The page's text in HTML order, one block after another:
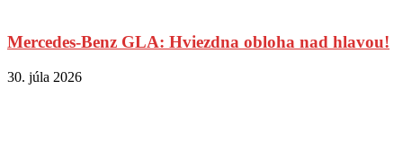
Mercedes-Benz GLA: Hviezdna obloha nad hlavou!
30. júla 2026